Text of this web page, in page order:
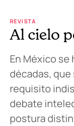
REVISTA
Al cielo
En México
décadas, que
requisito
debate
postura